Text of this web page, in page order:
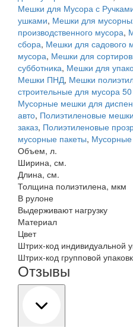
Мешки для Мусора с
ушками, Мешки для
производственного мусора,
сбора, Мешки для садового
мусора, Мешки для
субботника, Мешки для
Мешки ПНД, Мешки
строительные для мусора 50
Мусорные мешки для
авто, Полиэтиленовые мешки
заказ, Полиэтиленовые
мусорные пакеты,
Объем, л.
Ширина, см.
Длина, см.
Толщина полиэтилена, мкм
В рулоне
Выдерживают нагрузку
Материал
Цвет
Штрих-код индивидуальной
Штрих-код групповой
Отзывы